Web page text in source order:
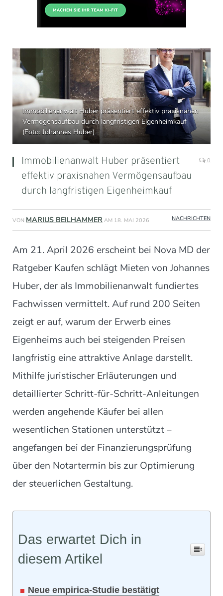
Immobilienanwalt Huber präsentiert effektiv praxisnahen
Vermögensaufbau durch langfristigen Eigenheimkauf
(Foto: Johannes Huber)
Immobilienanwalt Huber präsentiert
effektiv praxisnahen Vermögensaufbau
durch langfristigen Eigenheimkauf
0
VON MARIUS BEILHAMMER AM 18. MAI 2026 NACHRICHTEN
Am 21. April 2026 erscheint bei Nova MD der
Ratgeber Kaufen schlägt Mieten von Johannes
Huber, der als Immobilienanwalt fundiertes
Fachwissen vermittelt. Auf rund 200 Seiten
zeigt er auf, warum der Erwerb eines
Eigenheims auch bei steigenden Preisen
langfristig eine attraktive Anlage darstellt.
Mithilfe juristischer Erläuterungen und
detaillierter Schritt-für-Schritt-Anleitungen
werden angehende Käufer bei allen
wesentlichen Stationen unterstützt –
angefangen bei der Finanzierungsprüfung
über den Notartermin bis zur Optimierung
der steuerlichen Gestaltung.
Das erwartet Dich in
diesem Artikel
Neue empirica-Studie bestätigt